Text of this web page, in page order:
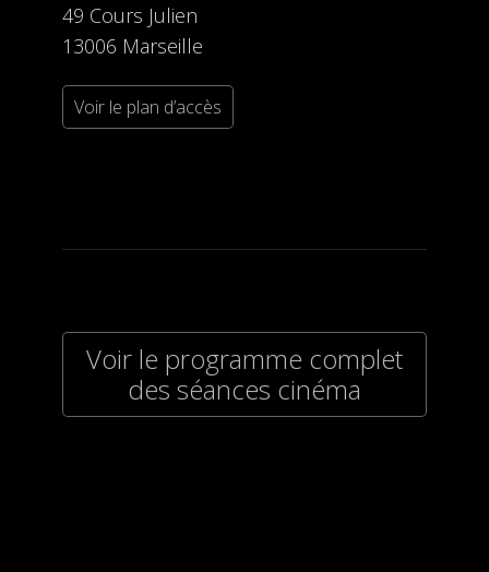
49 Cours Julien
13006 Marseille
Voir le plan d’accès
Voir le programme complet
des séances cinéma